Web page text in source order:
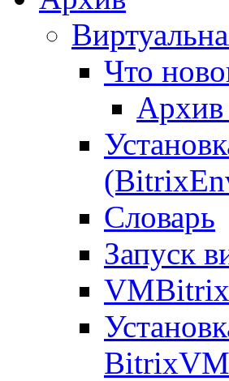
Что
Архив
Словарь
Запуск